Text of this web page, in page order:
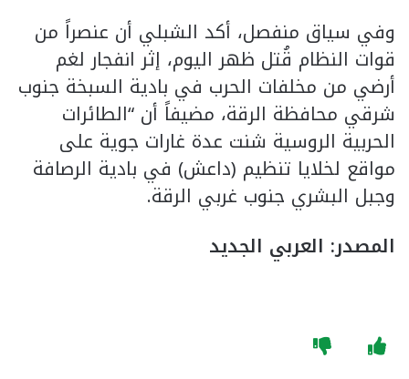
وفي سياق منفصل، أكد الشبلي أن عنصراً من
قوات النظام قُتل ظهر اليوم، إثر انفجار لغم
أرضي من مخلفات الحرب في بادية السبخة جنوب
شرقي محافظة الرقة، مضيفاً أن “الطائرات
الحربية الروسية شنت عدة غارات جوية على
مواقع لخلايا تنظيم (داعش) في بادية الرصافة
وجبل البشري جنوب غربي الرقة.
المصدر: العربي الجديد